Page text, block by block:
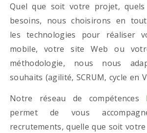
Quel que soit votre projet,
besoins, nous choisirons en
les technologies pour réaliser
mobile, votre site Web ou
méthodologie, nous nous
souhaits (agilité, SCRUM, cycle en
Notre réseau de compétences
permet de vous
recrutements, quelle que soit